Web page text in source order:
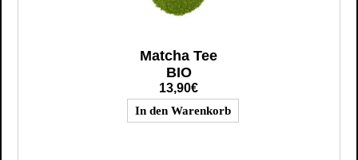
Matcha Tee
BIO
13,90€